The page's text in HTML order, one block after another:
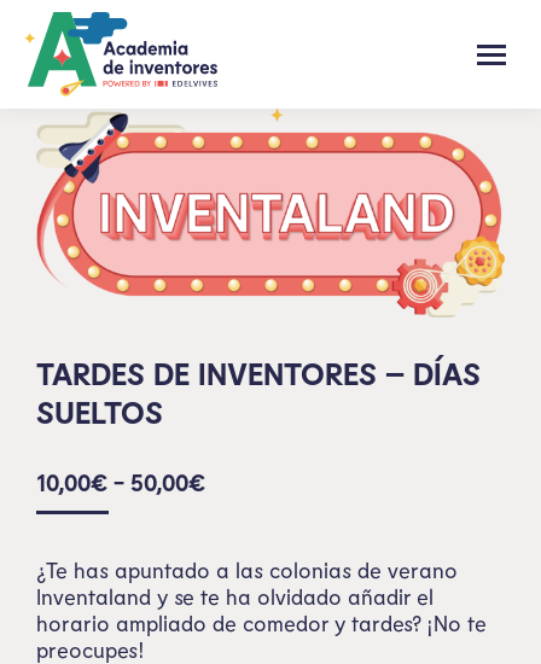
TARDES DE INVENTORES – DÍAS
SUELTOS
10,00€ - 50,00€
¿Te has apuntado a las colonias de verano
Inventaland y se te ha olvidado añadir el
horario ampliado de comedor y tardes? ¡No te
preocupes!